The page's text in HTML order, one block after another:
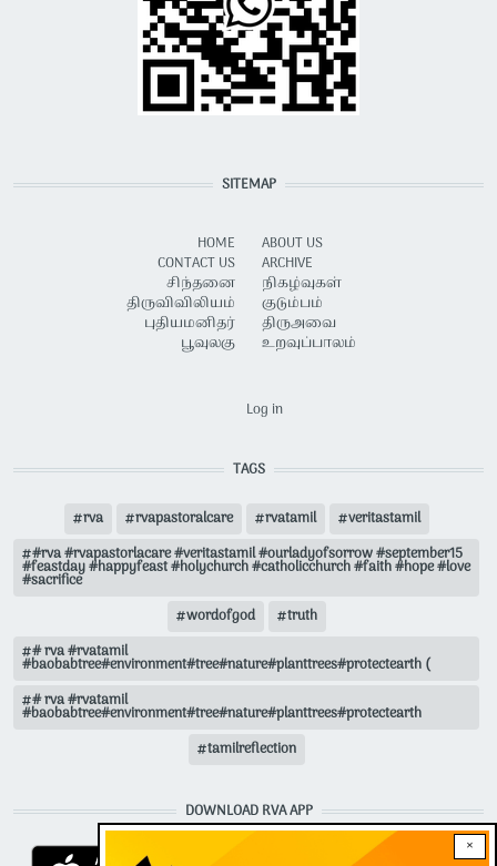
×
SITEMAP
HOME
CONTACT US
சிந்தனை
திருவிவிலியம்
புதியமனிதர்
பூவுலகு
ABOUT US
ARCHIVE
நிகழ்வுகள்
குடும்பம்
திருஅவை
உறவுப்பாலம்
Log in
TAGS
rva rvapastoralcare rvatamil
veritastamil
#rva #rvapastorlacare #veritastamil #ourladyofsorrow #september15
#feastday #happyfeast #holychurch #catholicchurch #faith #hope #love
#sacrifice
wordofgod
truth
# rva #rvatamil
#baobabtree#environment#tree#nature#planttrees#protectearth (
# rva #rvatamil
#baobabtree#environment#tree#nature#planttrees#protectearth
tamilreflection
DOWNLOAD RVA APP